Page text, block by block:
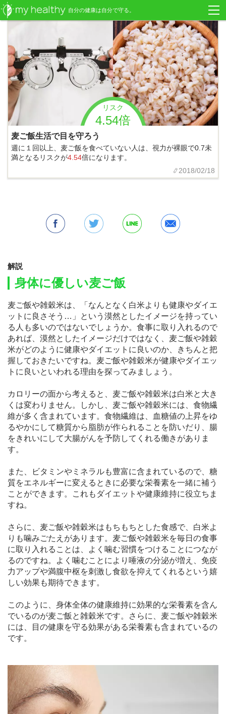
リスク
4.54倍
麦ご飯生活で目を守ろう
週に１回以上、麦ご飯を食べていない人は、視力が裸眼で0.7未
満となるリスクが4.54倍になります。
2018/02/18
解説
身体に優しい麦ご飯
麦ご飯や雑穀米は、「なんとなく白米よりも健康やダイエ
ットに良さそう…」という漠然としたイメージを持ってい
る人も多いのではないでしょうか。食事に取り入れるので
あれば、漠然としたイメージだけではなく、麦ご飯や雑穀
米がどのように健康やダイエットに良いのか、きちんと把
握しておきたいですね。麦ご飯や雑穀米が健康やダイエッ
トに良いといわれる理由を探ってみましょう。
カロリーの面から考えると、麦ご飯や雑穀米は白米と大き
くは変わりません。しかし、麦ご飯や雑穀米には、食物繊
維が多く含まれています。食物繊維は、血糖値の上昇をゆ
るやかにして糖質から脂肪が作られることを防いだり、腸
をきれいにして大腸がんを予防してくれる働きがありま
す。
また、ビタミンやミネラルも豊富に含まれているので、糖
質をエネルギーに変えるときに必要な栄養素を一緒に補う
ことができます。これもダイエットや健康維持に役立ちま
すね。
さらに、麦ご飯や雑穀米はもちもちとした食感で、白米よ
りも噛みごたえがあります。麦ご飯や雑穀米を毎日の食事
に取り入れることは、よく噛む習慣をつけることにつなが
るのですね。よく噛むことにより唾液の分泌が増え、免疫
力アップや満腹中枢を刺激し食欲を抑えてくれるという嬉
しい効果も期待できます。
このように、身体全体の健康維持に効果的な栄養素を含ん
でいるのが麦ご飯と雑穀米です。さらに、麦ご飯や雑穀米
には、目の健康を守る効果がある栄養素も含まれているの
です。
自分の健康は自分で守る。